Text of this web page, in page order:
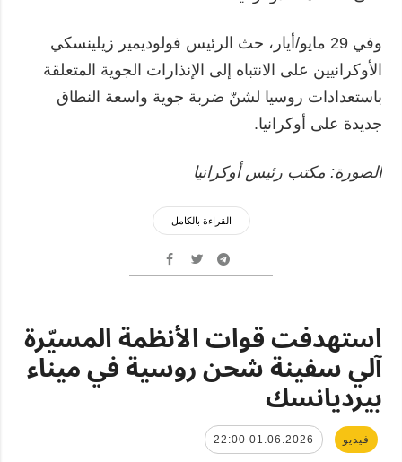
وفي 29 مايو/أيار، حث الرئيس فولوديمير زيلينسكي
الأوكرانيين على الانتباه إلى الإنذارات الجوية المتعلقة
باستعدادات روسيا لشنّ ضربة جوية واسعة النطاق
جديدة على أوكرانيا.
الصورة: مكتب رئيس أوكرانيا
القراءة بالكامل
استهدفت قوات الأنظمة المسيّرة
آلي سفينة شحن روسية في ميناء
بيرديانسك
فيديو 01.06.2026 22:00